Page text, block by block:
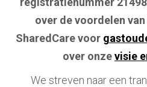
over de voordelen
SharedCare voor
over onzevisie
We streven naar een